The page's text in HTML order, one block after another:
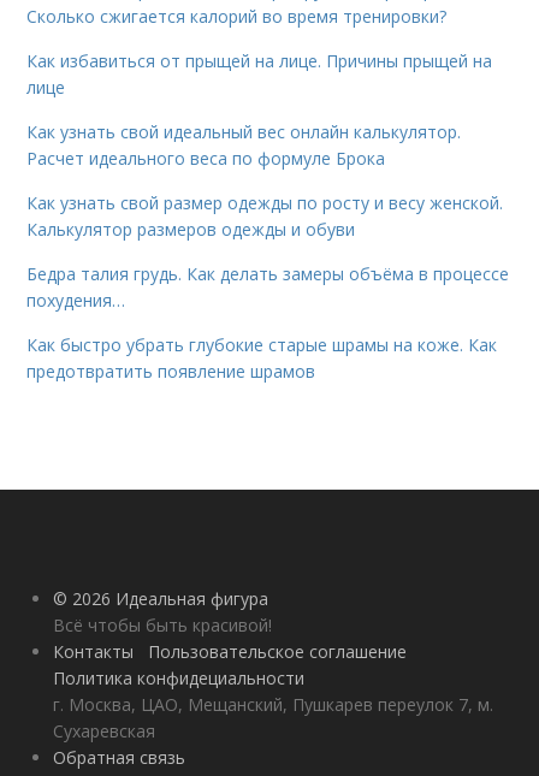
Сколько сжигается калорий во время тренировки?
Как избавиться от прыщей на лице. Причины прыщей на
лице
Как узнать свой идеальный вес онлайн калькулятор.
Расчет идеального веса по формуле Брока
Как узнать свой размер одежды по росту и весу женской.
Калькулятор размеров одежды и обуви
Бедра талия грудь. Как делать замеры объёма в процессе
похудения…
Как быстро убрать глубокие старые шрамы на коже. Как
предотвратить появление шрамов
© 2026 Идеальная фигура
Всё чтобы быть красивой!
Контакты
Пользовательское соглашение
Политика конфидециальности
г. Москва, ЦАО, Мещанский, Пушкарев переулок 7, м.
Сухаревская
Обратная связь